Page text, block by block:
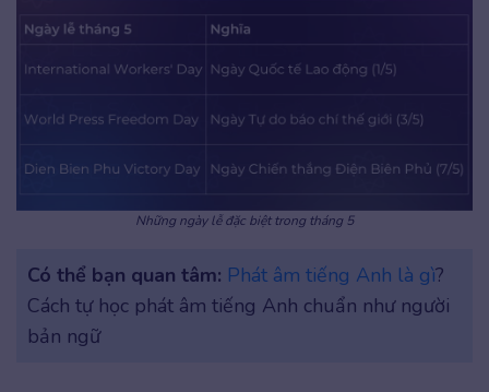
Những ngày lễ đặc biệt trong tháng 5
Có thể bạn quan tâm: Phát âm tiếng Anh là gì?
Cách tự học phát âm tiếng Anh chuẩn như người
bản ngữ